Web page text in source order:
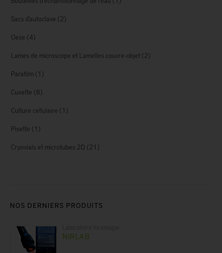
Sacs d'autoclave (2)
Oese (4)
Lames de microscope et Lamelles couvre-objet (2)
Parafilm (1)
Cuvette (8)
Culture cellulaire (1)
Pisette (1)
Cryovials et microtubes 2D (21)
NOS DERNIERS PRODUITS
NIRLAB